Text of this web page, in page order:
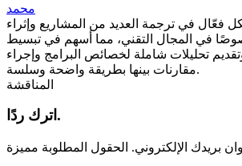
محمد
فعّال في ترجمة العديد من المشاريع وإثراء
في المجال التقني، مما أسهم في تبسيط
وتقديم تحليلات شاملة لخصائص البرامج وإجراء
مقارنات بينها بطريقة واضحة وسلسة.
المناقشة
اترك ردًا.
بريدك الإلكتروني. الحقول المطلوبة مميزة